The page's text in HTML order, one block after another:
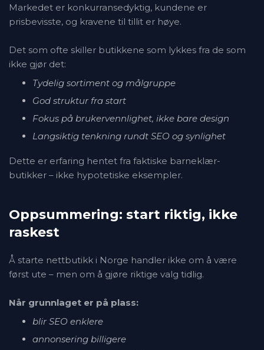
Markedet er konkurransedyktig, kundene er
prisbevisste, og kravene til tillit er høye.
Det som ofte skiller butikkene som lykkes fra de som
ikke gjør det:
Tydelig sortiment og målgruppe
God struktur fra start
Fokus på brukervennlighet, ikke bare design
Langsiktig tenkning rundt SEO og synlighet
Dette er erfaring hentet fra faktiske barneklær-
butikker – ikke hypotetiske eksempler.
Oppsummering: start riktig, ikke
raskest
Å starte nettbutikk i Norge handler ikke om å være
først ute – men om å gjøre riktige valg tidlig.
Når grunnlaget er på plass:
blir SEO enklere
annonsering billigere